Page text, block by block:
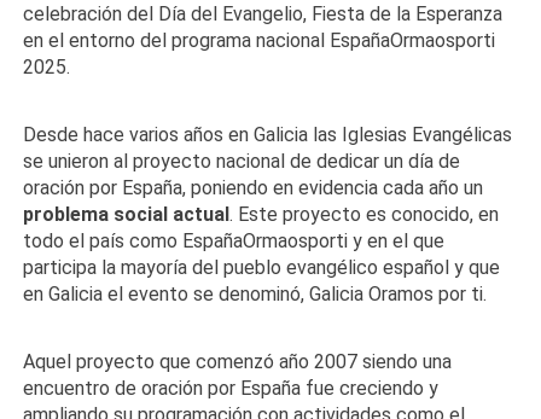
celebración del Día del Evangelio, Fiesta de la Esperanza
en el entorno del programa nacional EspañaOrmaosporti
2025.
Desde hace varios años en Galicia las Iglesias Evangélicas
se unieron al proyecto nacional de dedicar un día de
oración por España, poniendo en evidencia cada año un
problema social actual. Este proyecto es conocido, en
todo el país como EspañaOrmaosporti y en el que
participa la mayoría del pueblo evangélico español y que
en Galicia el evento se denominó, Galicia Oramos por ti.
Aquel proyecto que comenzó año 2007 siendo una
encuentro de oración por España fue creciendo y
ampliando su programación con actividades como el